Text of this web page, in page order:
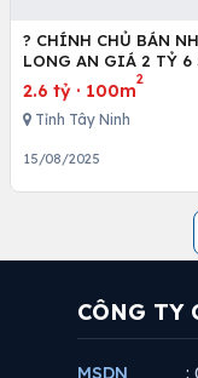
? CHÍNH CHỦ BÁN
LONG AN GIÁ 2 TỶ 6
2.6 tỷ · 100m
2
Tỉnh Tây Ninh
15/08/2025
CÔNG TY
MSDN :